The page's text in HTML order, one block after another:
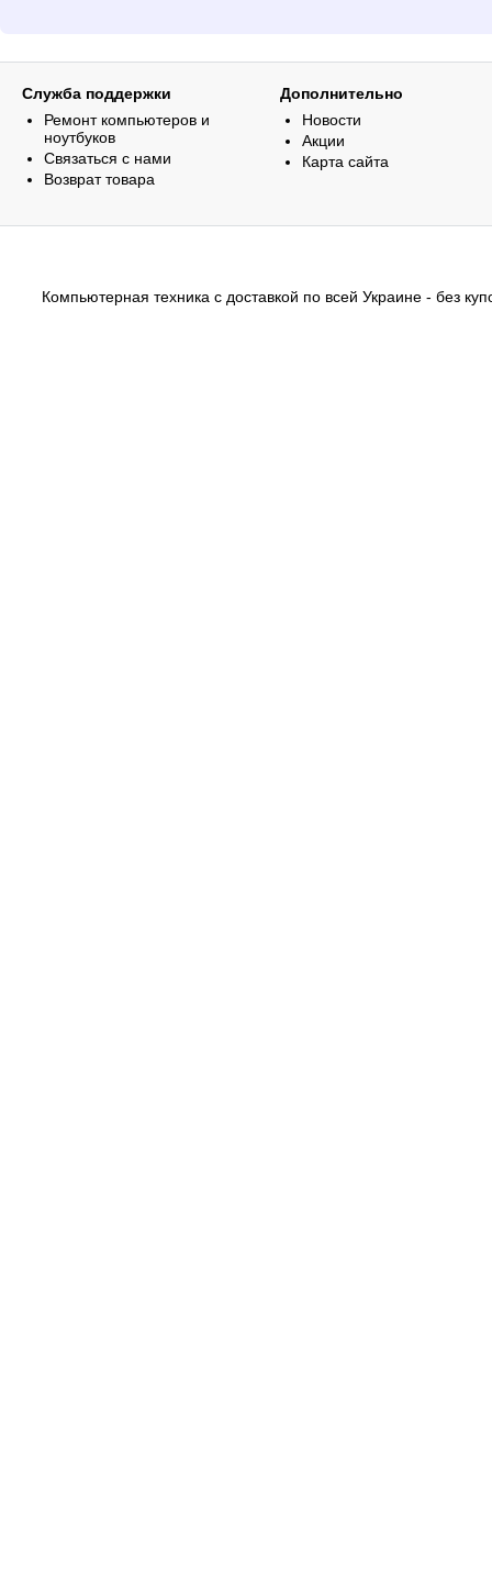
Служба поддержки
Ремонт компьютеров и
ноутбуков
Связаться с нами
Возврат товара
Дополнительно
Новости
Акции
Карта сайта
Компьютерная техника с доставкой по всей Украине - без